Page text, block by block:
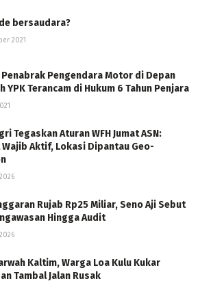
bersaudara?
2021
Penabrak Pengendara Motor di Depan
YPK Terancam di Hukum 6 Tahun Penjara
Tegaskan Aturan WFH Jumat ASN:
Wajib Aktif, Lokasi Dipantau Geo-
Rujab Rp25 Miliar, Seno Aji Sebut
Hingga Audit
Kaltim, Warga Loa Kulu Kukar
Tambal Jalan Rusak